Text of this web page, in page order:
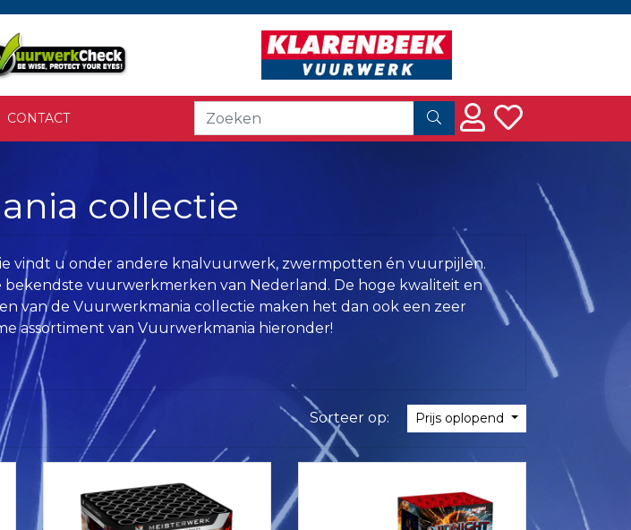
CONTACT
collectie
vindt u onder andere knalvuurwerk, zwermpotten én vuurpijlen.
bekendste vuurwerkmerken van Nederland. De hoge kwaliteit en
van de Vuurwerkmania collectie maken het dan ook een zeer
assortiment van Vuurwerkmania hieronder!
Sorteer op: Prijs oplopend